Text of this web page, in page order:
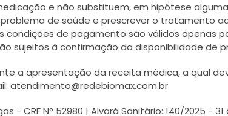
e não substituem, em hipótese
de saúde e prescrever o tratamento
de pagamento são válidos apenas
sujeitos à confirmação da disponibilidade de
a apresentação da receita médica, a qual
atendimento@redebiomax.com.br
- CRF N° 52980 | Alvará Sanitário: 140/2025 -